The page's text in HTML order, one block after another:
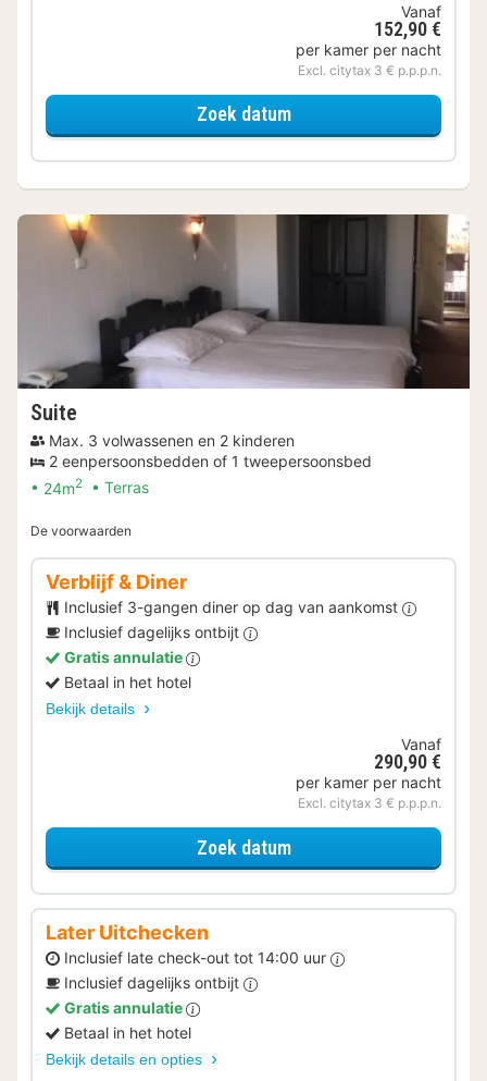
Vanaf
152,90 €
per kamer per nacht
Excl. citytax 3 € p.p.p.n.
Zoek datumvoor Comfort kamer
Suite
Max. 3 volwassenen en 2 kinderen
2 eenpersoonsbedden of 1 tweepersoonsbed
24m2 Terras
De voorwaarden
Verblijf & Diner
Inclusief 3-gangen diner op dag van aankomst
Inclusief dagelijks ontbijt
Gratis annulatie
Betaal in het hotel
Bekijk details
Vanaf
290,90 €
per kamer per nacht
Excl. citytax 3 € p.p.p.n.
Zoek datumvoor Verblijf & Diner
Later Uitchecken
Inclusief late check-out tot 14:00 uur
Inclusief dagelijks ontbijt
Gratis annulatie
Betaal in het hotel
Bekijk details en opties